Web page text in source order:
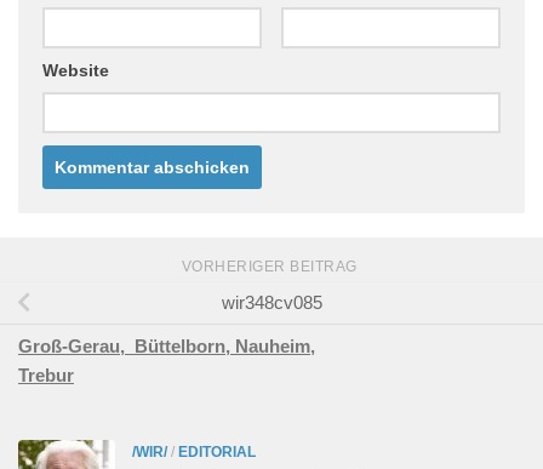
Website
VORHERIGER BEITRAG
wir348cv085
Groß-Gerau, Büttelborn, Nauheim,
Trebur
/WIR/ / EDITORIAL